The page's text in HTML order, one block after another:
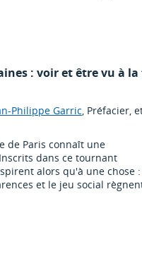
: voir et être vu à
Philippe Garric, Préfacier,
de Paris connaît une
dans ce tournant
alors qu'à une chose
et le jeu social